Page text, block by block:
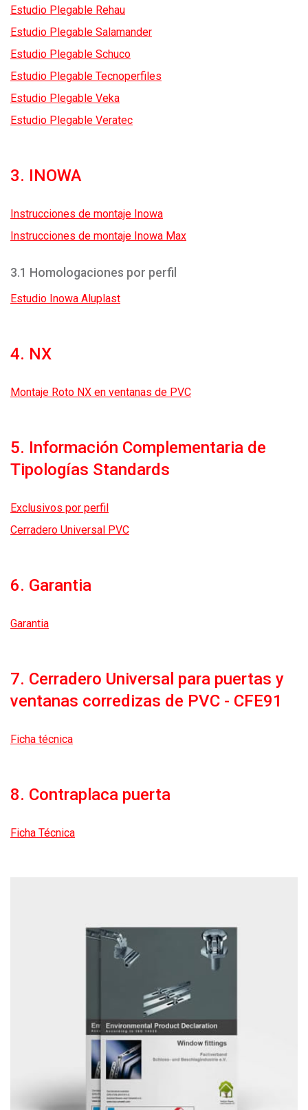
Estudio Plegable Rehau
Estudio Plegable Salamander
Estudio Plegable Schuco
Estudio Plegable Tecnoperfiles
Estudio Plegable Veka
Estudio Plegable Veratec
3. INOWA
Instrucciones de montaje Inowa
Instrucciones de montaje Inowa Max
3.1 Homologaciones por perfil
Estudio Inowa Aluplast
4. NX
Montaje Roto NX en ventanas de PVC
5. Información Complementaria de
Tipologías Standards
Exclusivos por perfil
Cerradero Universal PVC
6. Garantia
Garantia
7. Cerradero Universal para puertas y
ventanas corredizas de PVC - CFE91
Ficha técnica
8. Contraplaca puerta
Ficha Técnica